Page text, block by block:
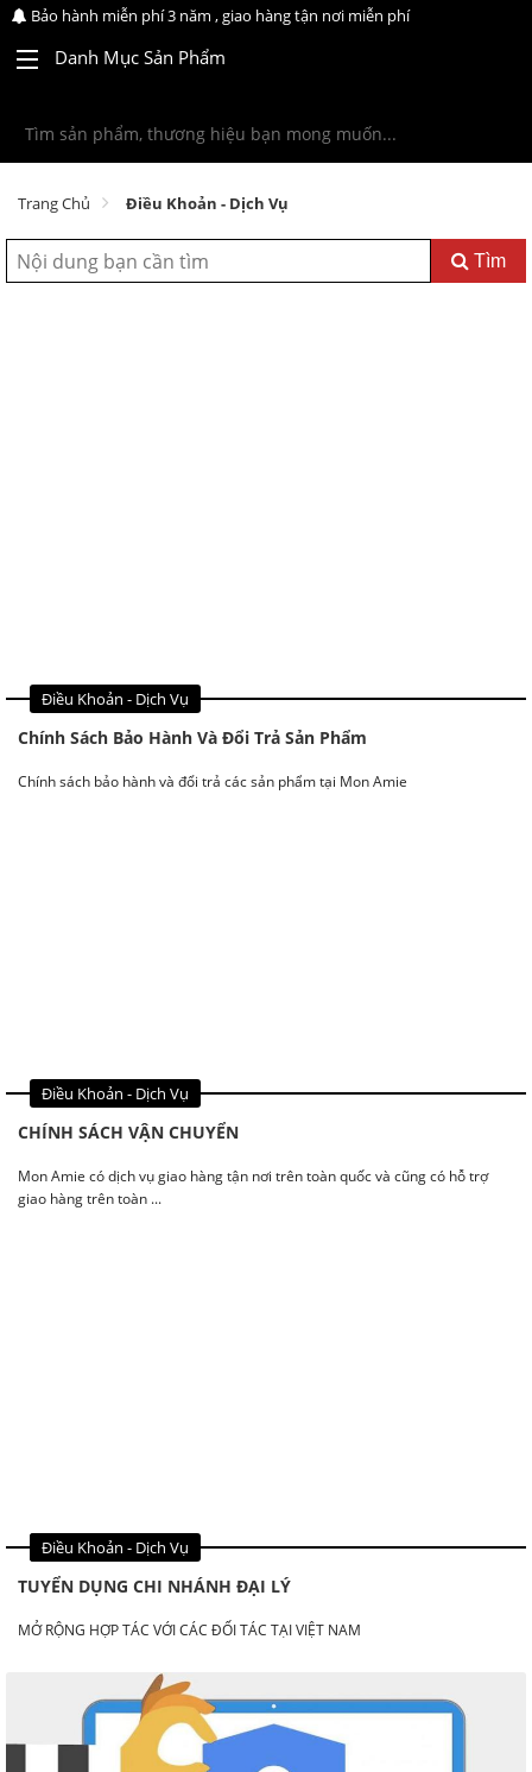
Bảo hành miễn phí 3 năm , giao hàng tận nơi miễn phí
Danh Mục Sản Phẩm
Trang Chủ Điều Khoản - Dịch Vụ
Tìm
Điều Khoản - Dịch Vụ
Chính Sách Bảo Hành Và Đổi Trả Sản Phẩm
Chính sách bảo hành và đổi trả các sản phẩm tại Mon Amie
Điều Khoản - Dịch Vụ
CHÍNH SÁCH VẬN CHUYỂN
Mon Amie có dịch vụ giao hàng tận nơi trên toàn quốc và cũng có hỗ trợ
giao hàng trên toàn ...
Tin Hot
Điều Khoản - Dịch Vụ
TUYỂN DỤNG CHI NHÁNH ĐẠI LÝ
MỞ RỘNG HỢP TÁC VỚI CÁC ĐỐI TÁC TẠI VIỆT NAM